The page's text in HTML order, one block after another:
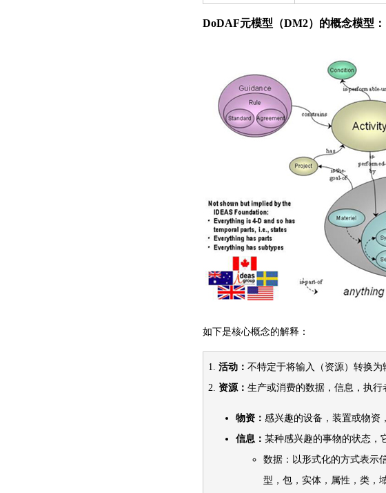
DoDAF元模型（DM2）的概念模型：
如下是核心概念的解释：
1. 活动： 不特定于将输入（资源）转换为
2. 资源： 生产或消费的数据，信息，执行
物资： 感兴趣的设备，装置或物资
信息： 某种感兴趣的事物的状态，
数据：以形式化的方式表示
型，包，实体，属性，类，